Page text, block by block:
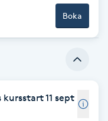
Boka
11 sept